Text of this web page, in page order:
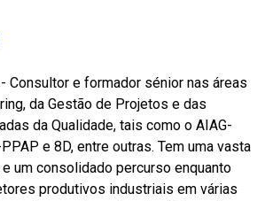
- Consultor e formador sénior nas áreas
da Gestão de Projetos e das
da Qualidade, tais como o AIAG-
e 8D, entre outras. Tem uma vasta
um consolidado percurso enquanto
produtivos industriais em várias